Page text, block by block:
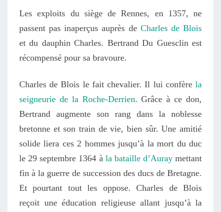
Les exploits du siège de Rennes, en 1357, ne
passent pas inaperçus auprès de Charles de Blois
et du dauphin Charles. Bertrand Du Guesclin est
récompensé pour sa bravoure.
Charles de Blois le fait chevalier. Il lui confère la
seigneurie de la Roche-Derrien. Grâce à ce don,
Bertrand augmente son rang dans la noblesse
bretonne et son train de vie, bien sûr. Une amitié
solide liera ces 2 hommes jusqu’à la mort du duc
le 29 septembre 1364 à la bataille d’Auraymettant
fin à la guerre de succession des ducs de Bretagne.
Et pourtant tout les oppose. Charles de Blois
reçoit une éducation religieuse allant jusqu’à la